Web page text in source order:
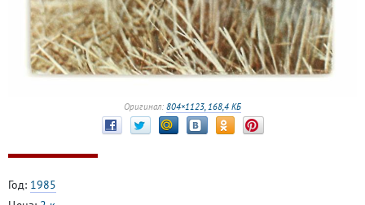
Оригинал: 804×1123, 168,4 КБ
Год: 1985